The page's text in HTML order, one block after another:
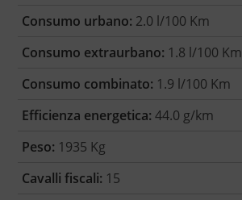
Consumo urbano: 2.0 l/100 Km
Consumo extraurbano: 1.8 l/100 Km
Consumo combinato: 1.9 l/100 Km
Efficienza energetica: 44.0 g/km
Peso: 1935 Kg
Cavalli fiscali: 15